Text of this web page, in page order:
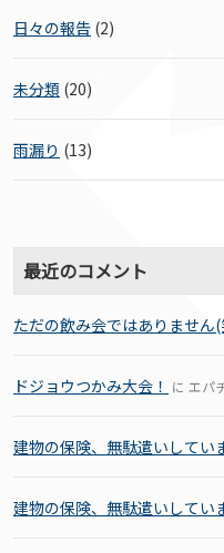
日々の報告 (2)
未分類 (20)
雨漏り (13)
最近のコメント
ただの飲み会ではありません(
ドジョウつかみ大会！ に エパ
建物の保険、無駄遣いしてい
建物の保険、無駄遣いしてい